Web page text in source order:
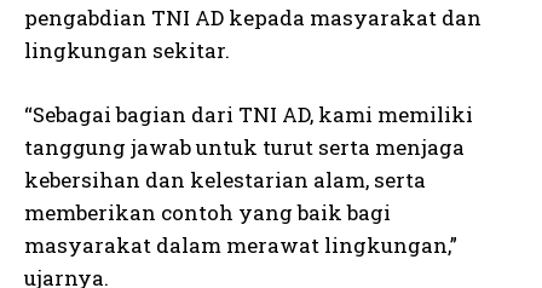
pengabdian TNI AD kepada masyarakat dan
lingkungan sekitar.
“Sebagai bagian dari TNI AD, kami memiliki
tanggung jawab untuk turut serta menjaga
kebersihan dan kelestarian alam, serta
memberikan contoh yang baik bagi
masyarakat dalam merawat lingkungan,”
ujarnya.